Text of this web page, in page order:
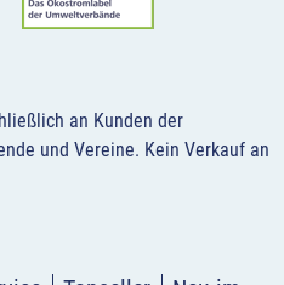
an Kunden der
und Vereine. Kein Verkauf an